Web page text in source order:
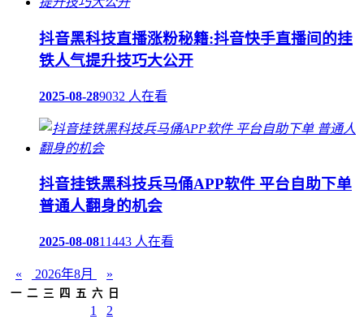
抖音黑科技直播涨粉秘籍:抖音快手直播间的挂
铁人气提升技巧大公开
2025-08-289032 人在看
抖音挂铁黑科技兵马俑APP软件 平台自助下单
普通人翻身的机会
2025-08-0811443 人在看
« 2026年8月 »
一 二 三 四 五 六 日
1
2